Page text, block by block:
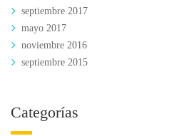
septiembre 2017
mayo 2017
noviembre 2016
septiembre 2015
Categorías